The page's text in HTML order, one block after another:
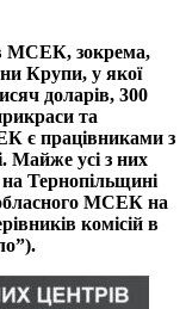
МСЕК, зокрема,
Крупи, у якої
доларів, 300
та
є працівниками з
Майже усі з них
Тернопільщині
МСЕК на
комісій в